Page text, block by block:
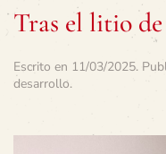
Tras el litio
Escrito en 11/03/2025.
desarrollo.